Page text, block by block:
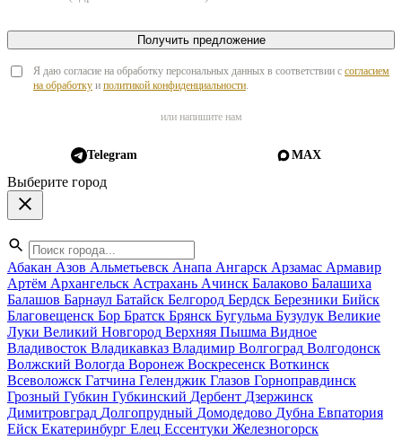
Получить предложение
Я даю согласие на обработку персональных данных в соответствии с согласием
на обработку и политикой конфиденциальности
или напишите нам
Telegram MAX
Выберите город
Абакан Азов Альметьевск Анапа Ангарск Арзамас Армавир
Артём Архангельск Астрахань Ачинск Балаково Балашиха
Балашов Барнаул Батайск Белгород Бердск Березники Бийск
Благовещенск Бор Братск Брянск Бугульма Бузулук Великие
Луки Великий Новгород Верхняя Пышма Видное
Владивосток Владикавказ Владимир Волгоград Волгодонск
Волжский Вологда Воронеж Воскресенск Воткинск
Всеволожск Гатчина Геленджик Глазов Горноправдинск
Грозный Губкин Губкинский Дербент Дзержинск
Димитровград Долгопрудный Домодедово Дубна Евпатория
Ейск Екатеринбург Елец Ессентуки Железногорск